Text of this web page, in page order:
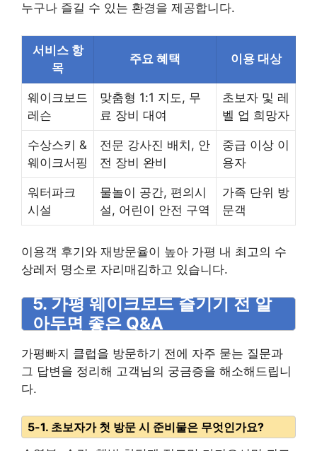
누구나 즐길 수 있는 환경을 제공합니다.
서비스 항
목
주요 혜택 이용 대상
웨이크보드
레슨
맞춤형 1:1 지도, 무
료 장비 대여
초보자 및 레
벨 업 희망자
수상스키 &
웨이크서핑
전문 강사진 배치, 안
전 장비 완비
중급 이상 이
용자
워터파크
시설
물놀이 공간, 편의시
설, 어린이 안전 구역
가족 단위 방
문객
이용객 후기와 재방문율이 높아 가평 내 최고의 수
상레저 명소로 자리매김하고 있습니다.
5. 가평 웨이크보드 즐기기 전 알
아두면 좋은 Q&A
가평빠지 클럽을 방문하기 전에 자주 묻는 질문과
그 답변을 정리해 고객님의 궁금증을 해소해드립니
다.
5-1. 초보자가 첫 방문 시 준비물은 무엇인가요?